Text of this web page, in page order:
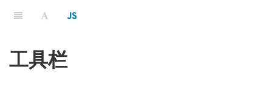
工具栏